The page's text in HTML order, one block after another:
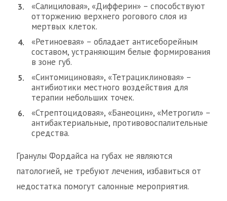
«Салициловая», «Дифферин» – способствуют
отторжению верхнего рогового слоя из
мертвых клеток.
«Ретиноевая» – обладает антисеборейным
составом, устраняющим белые формирования
в зоне губ.
«Синтомициновая», «Тетрациклиновая» –
антибиотики местного воздействия для
терапии небольших точек.
«Стрептоцидовая», «Банеоцин», «Метрогил» –
антибактериальные, противовоспалительные
средства.
Гранулы Фордайса на губах не являются
патологией, не требуют лечения, избавиться от
недостатка помогут салонные мероприятия.